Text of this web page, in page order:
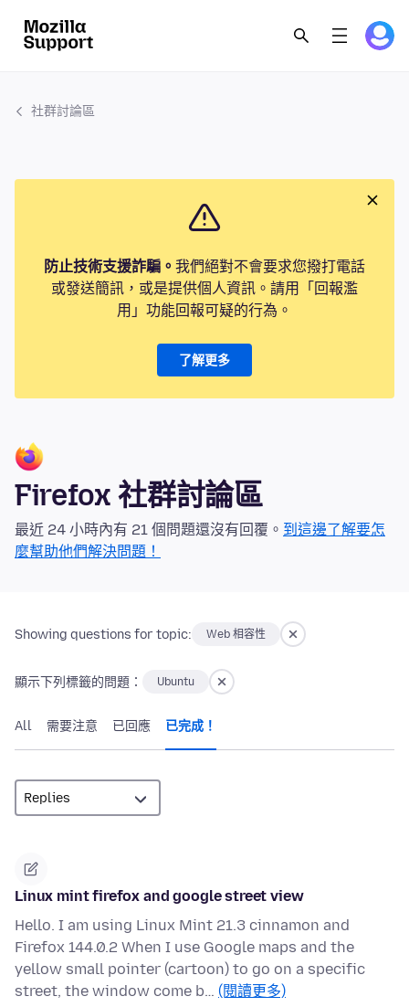
社群討論區
防止技術支援詐騙。 我們絕對不會要求您撥打電話
或發送簡訊，或是提供個人資訊。請用「回報濫
用」功能回報可疑的行為。
了解更多
Firefox 社群討論區
最近 24 小時內有 21 個問題還沒有回覆。 到這邊了解要怎
麼幫助他們解決問題！
Showing questions for topic: Web 相容性
顯示下列標籤的問題： Ubuntu
All 需要注意 已回應 已完成！
Linux mint firefox and google street view
Hello. I am using Linux Mint 21.3 cinnamon and
Firefox 144.0.2 When I use Google maps and the
yellow small pointer (cartoon) to go on a specific
street, the window come b… (閱讀更多)